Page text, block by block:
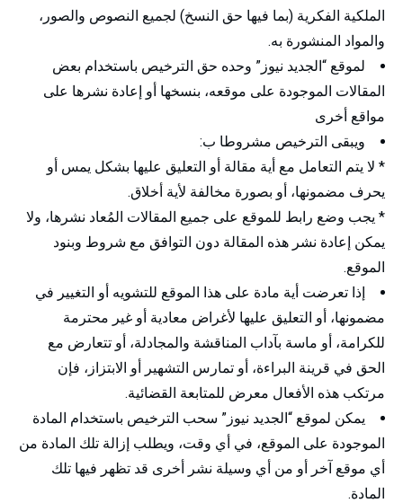
الملكية الفكرية (بما فيها حق النسخ) لجميع النصوص والصور،
والمواد المنشورة به.
لموقع “الجديد نيوز” وحده حق الترخيص باستخدام بعض
المقالات الموجودة على موقعه، بنسخها أو إعادة نشرها على
مواقع أخرى
ويبقى الترخيص مشروطا ب:
* لا يتم التعامل مع أية مقالة أو التعليق عليها بشكل يمس أو
يحرف مضمونها، أو بصورة مخالفة لأية أخلاق.
* يجب وضع رابط للموقع على جميع المقالات المُعاد نشرها، ولا
يمكن إعادة نشر هذه المقالة دون التوافق مع شروط وبنود
الموقع.
إذا تعرضت أية مادة على هذا الموقع للتشويه أو التغيير في
مضمونها، أو التعليق عليها لأغراض معادية أو غير محترمة
للكرامة، أو ماسة بآداب المناقشة والمجادلة، أو تتعارض مع
الحق في قرينة البراءة، أو تمارس التشهير أو الابتزاز، فإن
مرتكب هذه الأفعال معرض للمتابعة القضائية.
يمكن لموقع “الجديد نيوز” سحب الترخيص باستخدام المادة
الموجودة على الموقع، في أي وقت، ويطلب إزالة تلك المادة من
أي موقع آخر أو من أي وسيلة نشر أخرى قد تظهر فيها تلك
المادة.